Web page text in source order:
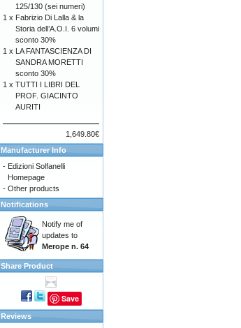
125/130 (sei numeri)
1 x Fabrizio Di Lalla & la
Storia dell’A.O.I. 6 volumi
sconto 30%
1 x LA FANTASCIENZA DI
SANDRA MORETTI
sconto 30%
1 x TUTTI I LIBRI DEL
PROF. GIACINTO
AURITI
1,649.80€
Manufacturer Info
- Edizioni Solfanelli
Homepage
- Other products
Notifications
Notify me of
updates to
Merope n. 64
Share Product
Save
Reviews